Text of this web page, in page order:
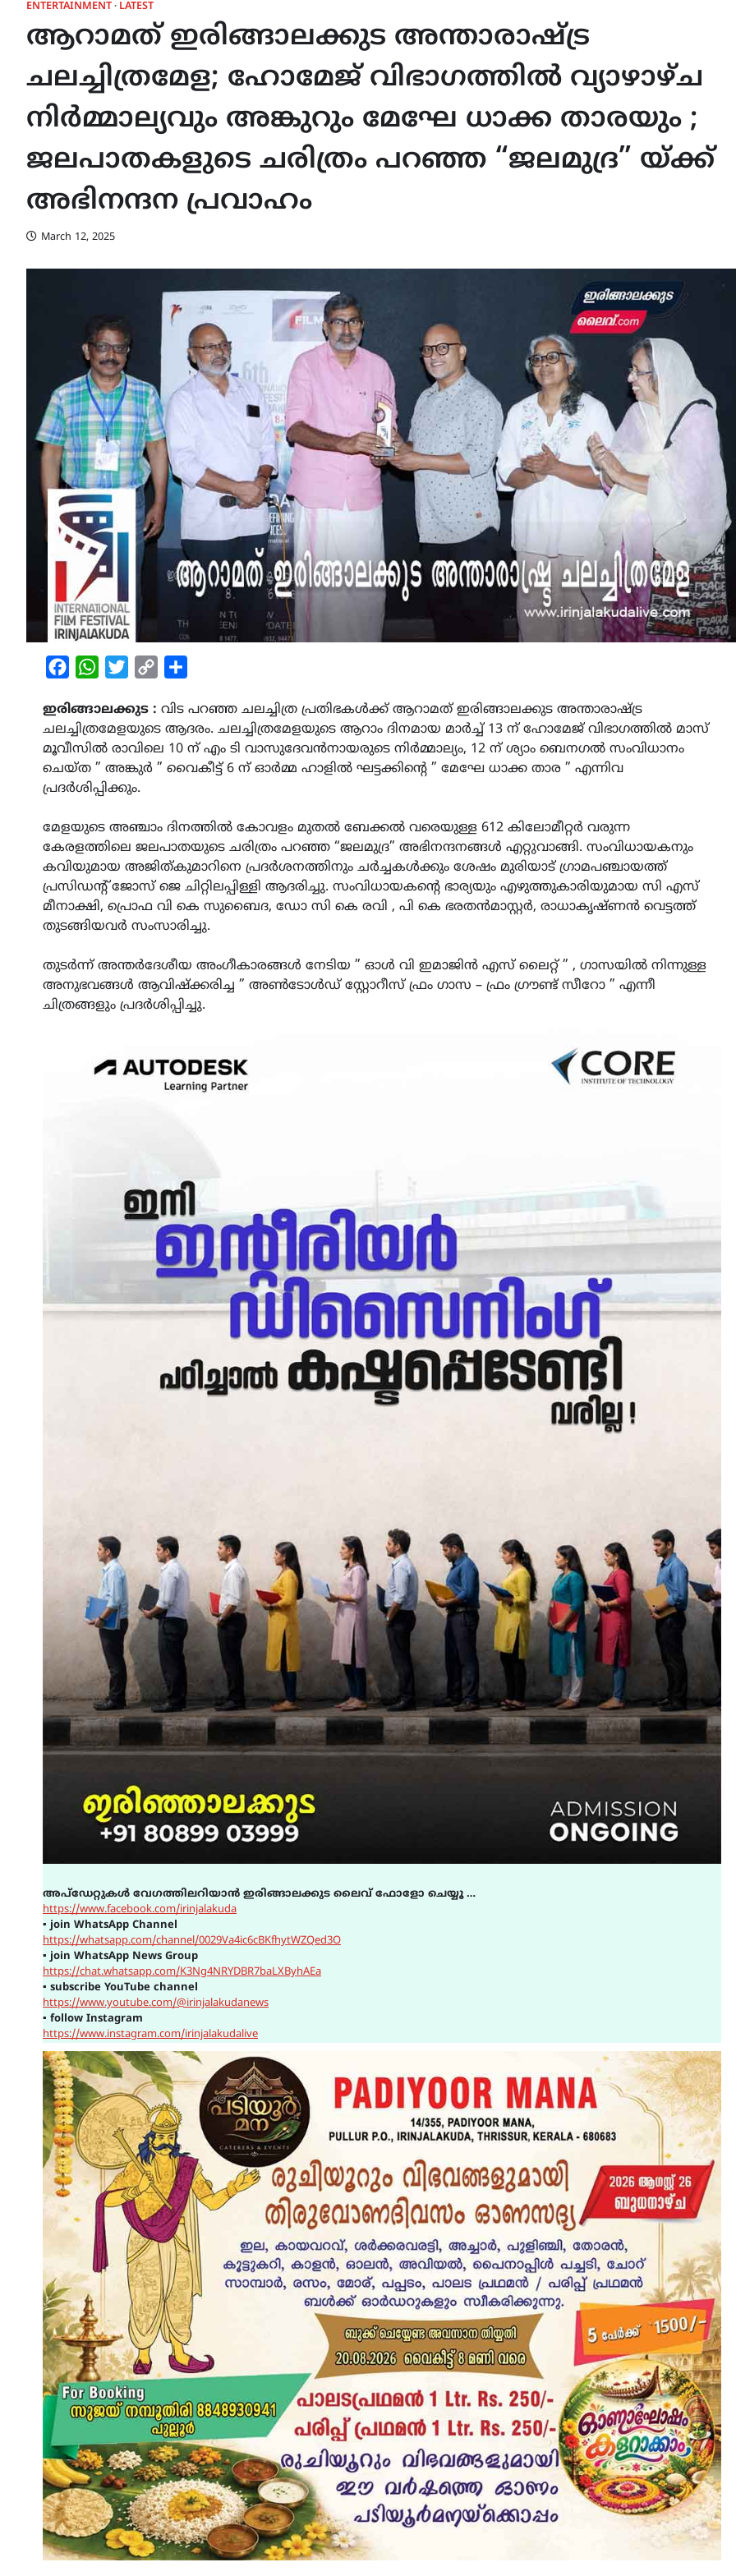
ENTERTAINMENT LATEST
ആറാമത് ഇരിങ്ങാലക്കുട അന്താരാഷ്ട്ര
ചലച്ചിത്രമേള; ഹോമേജ് വിഭാഗത്തിൽ വ്യാഴാഴ്ച
നിർമ്മാല്യവും അങ്കുറും മേഘേ ധാക്ക താരയും ;
ജലപാതകളുടെ ചരിത്രം പറഞ്ഞ “ജലമുദ്ര” യ്ക്ക്
അഭിനന്ദന പ്രവാഹം
March 12, 2025
FacebookWhatsAppTwitterCopy
ഇരിങ്ങാലക്കുട : വിട പറഞ്ഞ ചലച്ചിത്ര പ്രതിഭകൾക്ക് ആറാമത് ഇരിങ്ങാലക്കുട അന്താരാഷ്ട്ര
ചലച്ചിത്രമേളയുടെ ആദരം. ചലച്ചിത്രമേളയുടെ ആറാം ദിനമായ മാർച്ച് 13 ന് ഹോമേജ് വിഭാഗത്തിൽ മാസ്
മൂവീസിൽ രാവിലെ 10 ന് എം ടി വാസുദേവൻനായരുടെ നിർമ്മാല്യം, 12 ന് ശ്യാം ബെനഗൽ സംവിധാനം
ചെയ്ത ” അങ്കുർ ” വൈകീട്ട് 6 ന് ഓർമ്മ ഹാളിൽ ഘട്ടക്കിൻ്റെ ” മേഘേ ധാക്ക താര ” എന്നിവ
പ്രദർശിപ്പിക്കും.
മേളയുടെ അഞ്ചാം ദിനത്തിൽ കോവളം മുതൽ ബേക്കൽ വരെയുള്ള 612 കിലോമീറ്റർ വരുന്ന
കേരളത്തിലെ ജലപാതയുടെ ചരിത്രം പറഞ്ഞ “ജലമുദ്ര” അഭിനന്ദനങ്ങൾ എറ്റുവാങ്ങി. സംവിധായകനും
കവിയുമായ അജിത്കുമാറിനെ പ്രദർശനത്തിനും ചർച്ചകൾക്കും ശേഷം മുരിയാട് ഗ്രാമപഞ്ചായത്ത്
പ്രസിഡന്റ് ജോസ് ജെ ചിറ്റിലപ്പിള്ളി ആദരിച്ചു. സംവിധായകൻ്റെ ഭാര്യയും എഴുത്തുകാരിയുമായ സി എസ്
മീനാക്ഷി, പ്രൊഫ വി കെ സുബൈദ, ഡോ സി കെ രവി , പി കെ ഭരതൻമാസ്റ്റർ, രാധാകൃഷ്ണൻ വെട്ടത്ത്
തുടങ്ങിയവർ സംസാരിച്ചു.
തുടർന്ന് അന്തർദേശീയ അംഗീകാരങ്ങൾ നേടിയ ” ഓൾ വി ഇമാജിൻ എസ് ലൈറ്റ് ” , ഗാസയിൽ നിന്നുള്ള
അനുഭവങ്ങൾ ആവിഷ്ക്കരിച്ച ” അൺടോൾഡ് സ്റ്റോറീസ് ഫ്രം ഗാസ – ഫ്രം ഗ്രൗണ്ട് സീറോ ” എന്നീ
ചിത്രങ്ങളും പ്രദർശിപ്പിച്ചു.
അപ്ഡേറ്റുകൾ വേഗത്തിലറിയാൻ ഇരിങ്ങാലക്കുട ലൈവ് ഫോളോ ചെയ്യൂ …
https://www.facebook.com/irinjalakuda
▪join WhatsApp Channel
https://whatsapp.com/channel/0029Va4ic6cBKfhytWZQed3O
▪join WhatsApp News Group
https://chat.whatsapp.com/K3Ng4NRYDBR7baLXByhAEa
▪ subscribe YouTube channel
https://www.youtube.com/@irinjalakudanews
▪ follow Instagram
https://www.instagram.com/irinjalakudalive
LATEST
തിരനോട്ടം ‘അരങ്ങ് 2026’
ഉണർന്നു
August 8, 2026